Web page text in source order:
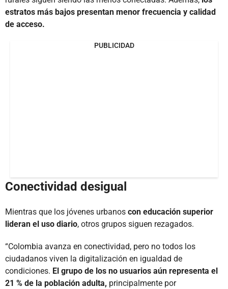
estratos más bajos presentan menor frecuencia y calidad
de acceso.
PUBLICIDAD
Conectividad desigual
Mientras que los jóvenes urbanos con educación superior
lideran el uso diario, otros grupos siguen rezagados.
“Colombia avanza en conectividad, pero no todos los
ciudadanos viven la digitalización en igualdad de
condiciones. El grupo de los no usuarios aún representa el
21 % de la población adulta, principalmente por